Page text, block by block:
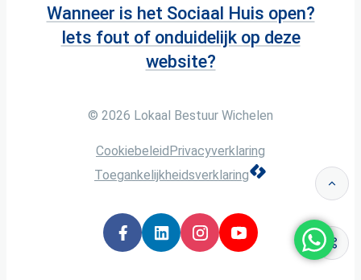
Wanneer is het Sociaal Huis open?
Iets fout of onduidelijk op deze
website?
© 2026 Lokaal Bestuur Wichelen
CookiebeleidPrivacyverklaring
ToegankelijkheidsverklaringLCP nv 2026 ©
FacebookLinkedInInstagramYouTube Deel